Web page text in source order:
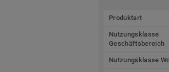
Produktart
Nutzungsklasse
Geschäftsbereich
Nutzungsklasse